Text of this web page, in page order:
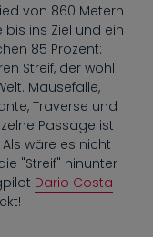
von 860 Metern
bis ins Ziel und ein
85 Prozent:
Streif, der wohl
Mausefalle,
Traverse und
Passage ist
wäre es nicht
"Streif" hinunter
Dario Costa